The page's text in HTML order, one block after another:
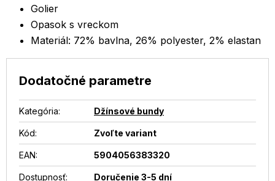
Golier
Opasok s vreckom
Materiál: 72% bavlna, 26% polyester, 2% elastan
Dodatočné parametre
Kategória: Džínsové bundy
Kód: Zvoľte variant
EAN: 5904056383320
Dostupnosť: Doručenie 3-5 dní